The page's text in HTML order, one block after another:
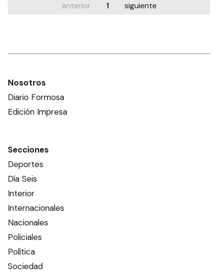
anterior 1 siguiente
Nosotros
Diario Formosa
Edición Impresa
Secciones
Deportes
Día Seis
Interior
Internacionales
Nacionales
Policiales
Política
Sociedad